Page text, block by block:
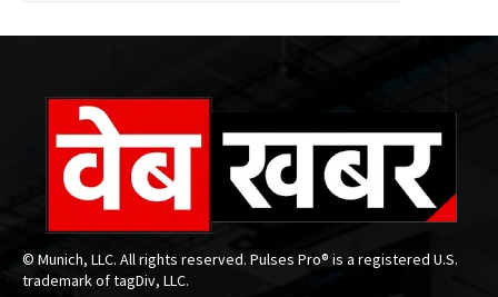
© Munich, LLC. All rights reserved. Pulses Pro® is a registered U.S.
trademark of tagDiv, LLC.